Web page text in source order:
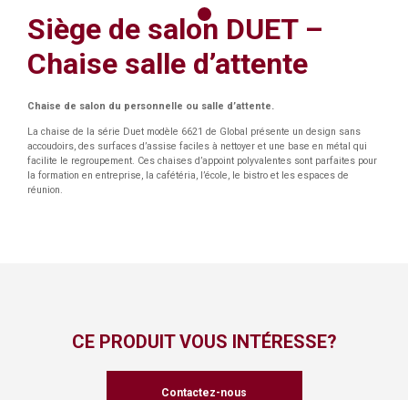
Siège de salon DUET –
Chaise salle d’attente
Chaise de salon du personnelle ou salle d’attente.
La chaise de la série Duet modèle 6621 de Global présente un design sans
accoudoirs, des surfaces d’assise faciles à nettoyer et une base en métal qui
facilite le regroupement. Ces chaises d’appoint polyvalentes sont parfaites pour
la formation en entreprise, la cafétéria, l’école, le bistro et les espaces de
réunion.
CE PRODUIT VOUS INTÉRESSE?
Contactez-nous